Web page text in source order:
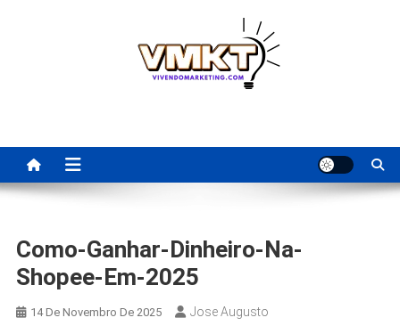
Para Revenda | Vivendo
Marketing
Como-Ganhar-Dinheiro-Na-
Shopee-Em-2025
14 De Novembro De 2025 Jose Augusto